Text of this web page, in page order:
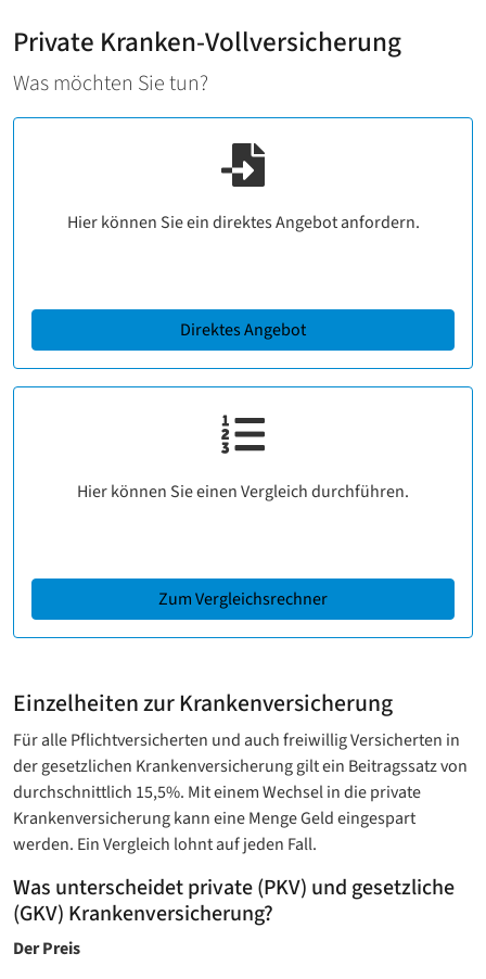
Private Kranken-Vollversicherung
Was möchten Sie tun?
Hier können Sie ein direktes Angebot anfordern.
Direktes Angebot
Hier können Sie einen Vergleich durchführen.
Zum Vergleichsrechner
Einzelheiten zur Krankenversicherung
Für alle Pflichtversicherten und auch freiwillig Versicherten in
der gesetzlichen Krankenversicherung gilt ein Beitragssatz von
durchschnittlich 15,5%. Mit einem Wechsel in die private
Krankenversicherung kann eine Menge Geld eingespart
werden. Ein Vergleich lohnt auf jeden Fall.
Was unterscheidet private (PKV) und gesetzliche
(GKV) Krankenversicherung?
Der Preis